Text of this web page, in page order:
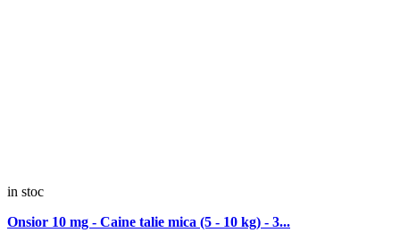
in stoc
Onsior 10 mg - Caine talie mica (5 - 10 kg) - 3...